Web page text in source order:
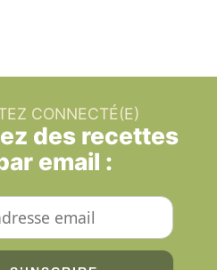
CONNECTÉ(E)
des recettes
email :